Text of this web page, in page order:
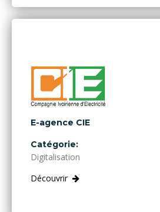
E-agence CIE
Catégorie:
Digitalisation
Découvrir